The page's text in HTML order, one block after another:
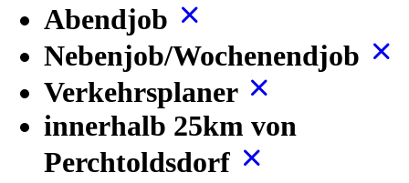
Abendjob
Nebenjob/Wochenendjob
Verkehrsplaner
innerhalb 25km von
Perchtoldsdorf